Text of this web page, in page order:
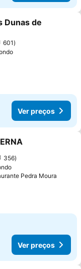
favoritos
Dunas de
601
Ver preços
favoritos
356
Pedra Moura
Ver preços